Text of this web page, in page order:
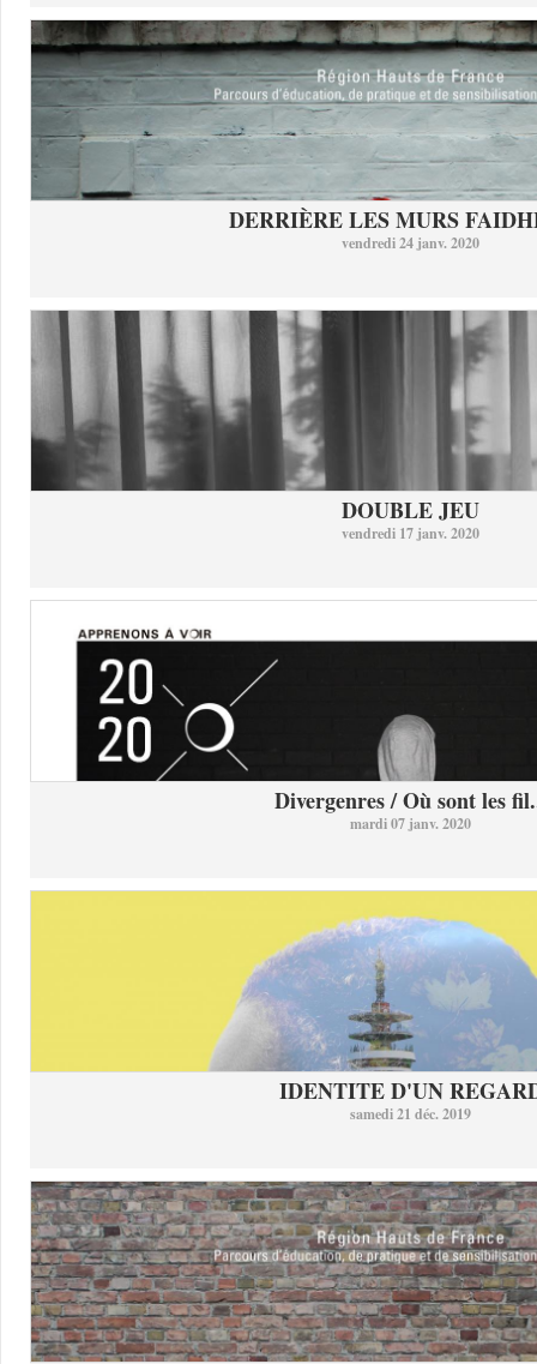
DERRIÈRE LES MURS
vendredi 24 janv. 2020
DOUBLE JEU
vendredi 17 janv. 2020
Divergenres / Où sont les
mardi 07 janv. 2020
IDENTITE D'UN
samedi 21 déc. 2019